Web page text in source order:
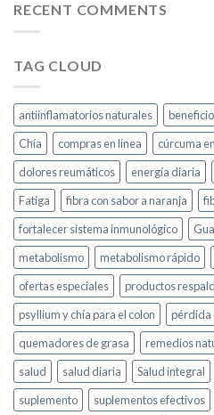
RECENT COMMENTS
TAG CLOUD
antiinflamatorios naturales
Chía
compras en línea cúrcuma
dolores reumáticos
energía diaria
Fatiga
fibra con sabor a naranja
fortalecer sistema inmunológico
metabolismo
metabolismo rápido
ofertas especiales
productos
psyllium y chía para el colon
pérdida
quemadores de grasa
remedios
salud
salud diaria Salud integral
suplemento
suplementos efectivos